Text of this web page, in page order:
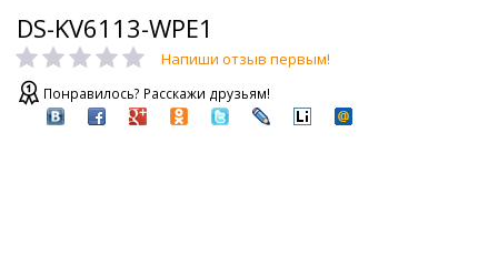
DS-KV6113-WPE1
Напиши отзыв первым!
Понравилось? Расскажи друзьям!